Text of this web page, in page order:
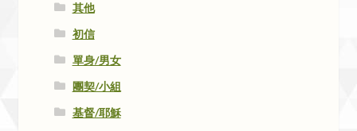
其他
初信
單身/男女
團契/小組
基督/耶穌